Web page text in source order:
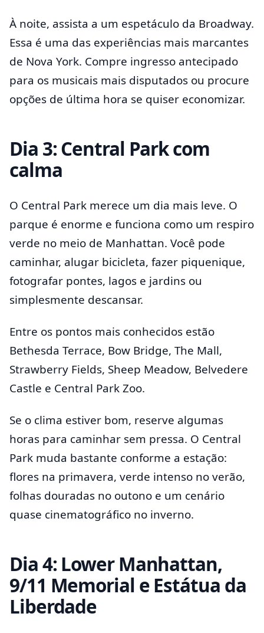
À noite, assista a um espetáculo da Broadway.
Essa é uma das experiências mais marcantes
de Nova York. Compre ingresso antecipado
para os musicais mais disputados ou procure
opções de última hora se quiser economizar.
Dia 3: Central Park com
calma
O Central Park merece um dia mais leve. O
parque é enorme e funciona como um respiro
verde no meio de Manhattan. Você pode
caminhar, alugar bicicleta, fazer piquenique,
fotografar pontes, lagos e jardins ou
simplesmente descansar.
Entre os pontos mais conhecidos estão
Bethesda Terrace, Bow Bridge, The Mall,
Strawberry Fields, Sheep Meadow, Belvedere
Castle e Central Park Zoo.
Se o clima estiver bom, reserve algumas
horas para caminhar sem pressa. O Central
Park muda bastante conforme a estação:
flores na primavera, verde intenso no verão,
folhas douradas no outono e um cenário
quase cinematográfico no inverno.
Dia 4: Lower Manhattan,
9/11 Memorial e Estátua da
Liberdade